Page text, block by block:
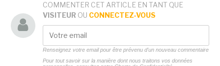
COMMENTER CET ARTICLE EN TANT QUE
VISITEUR OU CONNECTEZ-VOUS
Renseignez votre email pour être prévenu d'un nouveau commentaire
Pour tout savoir sur la manière dont nous traitons vos données